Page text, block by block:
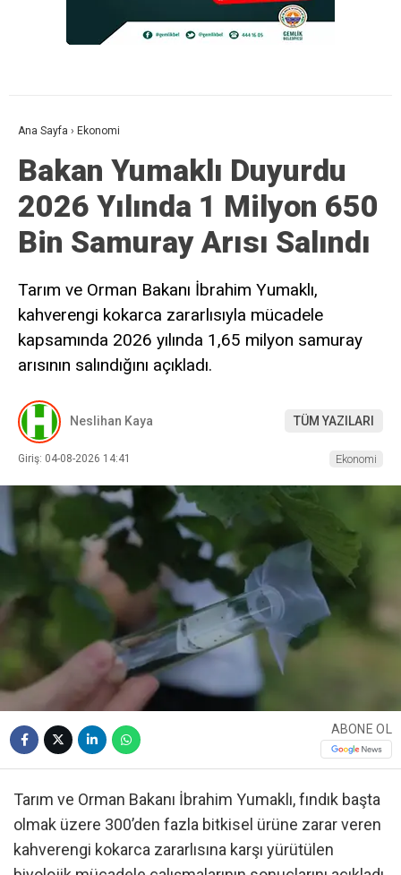
Ana Sayfa › Ekonomi
Bakan Yumaklı Duyurdu
2026 Yılında 1 Milyon 650
Bin Samuray Arısı Salındı
Tarım ve Orman Bakanı İbrahim Yumaklı,
kahverengi kokarca zararlısıyla mücadele
kapsamında 2026 yılında 1,65 milyon samuray
arısının salındığını açıkladı.
Neslihan Kaya TÜM YAZILARI
Giriş: 04-08-2026 14:41 Ekonomi
ABONE OL
Tarım ve Orman Bakanı İbrahim Yumaklı, fındık başta
olmak üzere 300’den fazla bitkisel ürüne zarar veren
kahverengi kokarca zararlısına karşı yürütülen